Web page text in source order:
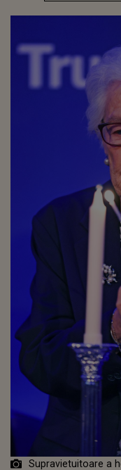
Supravietuitoare a